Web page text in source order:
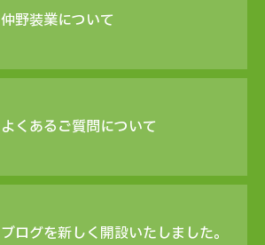
仲野装業について
よくあるご質問について
ブログを新しく開設いたしました。